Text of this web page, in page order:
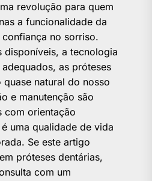
revolução para quem
a funcionalidade da
no sorriso.
disponíveis, a tecnologia
as próteses
natural do nosso
e manutenção são
com orientação
uma qualidade de vida
Se este artigo
próteses dentárias,
com um